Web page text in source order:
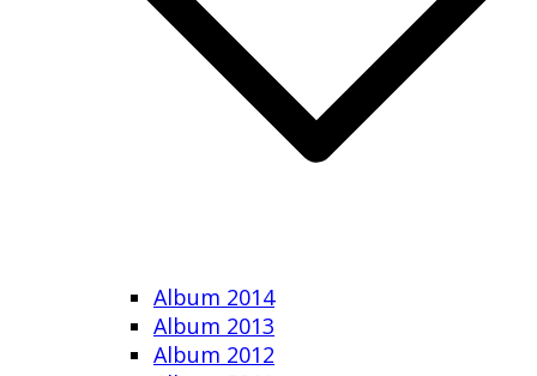
Album 2014
Album 2013
Album 2012